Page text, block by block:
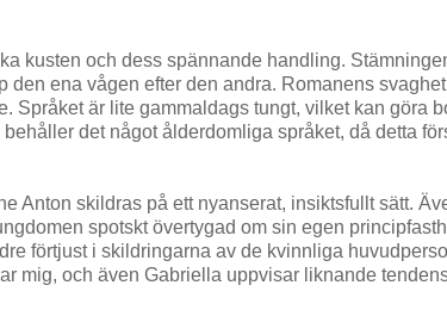
kusten och dess spännande handling.
ena vågen efter den andra. Romanens
Språket är lite gammaldags tungt, vilket kan göra
det något ålderdomliga språket, då detta
Anton skildras på ett nyanserat, insiktsfullt sätt.
spotskt övertygad om sin egen
förtjust i skildringarna av de kvinnliga
mig, och även Gabriella uppvisar liknande